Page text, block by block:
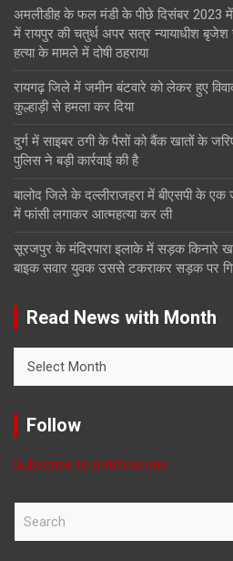
अमलीडीह के फल मंडी के पीछे दिसंबर 2023
में रायपुर की चतुर्थ अपर सत्र न्यायाधीश बृजेश
हत्या के मामले में दोषी ठहराया
रायगढ़ जिले में जमीन बंटवारे को लेकर हुए
कुल्हाड़ी से हमला कर दिया
दुर्ग में साइबर ठगी के पैसों को बैंक खातों के
पुलिस ने बड़ी कार्रवाई की है
बालोद जिले के दल्लीराजहरा में बीएसपी के एक
में फांसी लगाकर आत्महत्या कर ली
सूरजपुर के मंदिरपारा इलाके में सड़क
बाइक सवार युवक उससे टकराकर सड़क पर
Read News with Month
News
Month
Follow
Subscribe to notifications